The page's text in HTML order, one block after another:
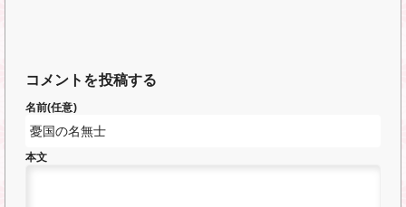
コメントを投稿する
名前(任意)
本文